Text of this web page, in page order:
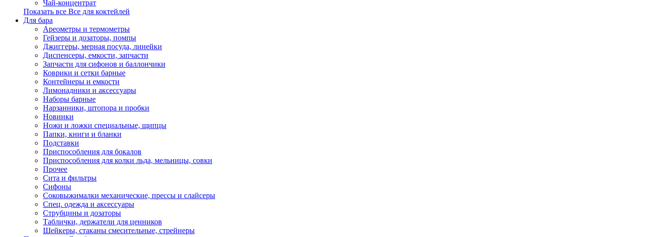
Чай-концентрат
Показать все Все для коктейлей
Для бара
Ареометры и термометры
Гейзеры и дозаторы, помпы
Джиггеры, мерная посуда, линейки
Диспенсеры, емкости, запчасти
Запчасти для сифонов и баллончики
Коврики и сетки барные
Контейнеры и емкости
Лимонадники и аксессуары
Наборы барные
Нарзанники, штопора и пробки
Новинки
Ножи и ложки специальные, щипцы
Папки, книги и бланки
Подставки
Приспособления для бокалов
Приспособления для колки льда, мельницы, совки
Прочее
Сита и фильтры
Сифоны
Соковыжималки механические, прессы и слайсеры
Спец. одежда и аксессуары
Струбцины и дозаторы
Таблички, держатели для ценников
Шейкеры, стаканы смесительные, стрейнеры